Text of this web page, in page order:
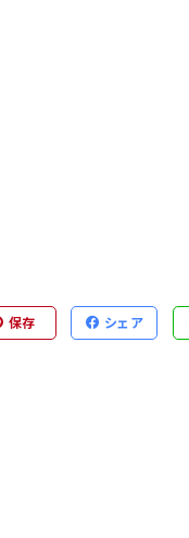
保存 シェア